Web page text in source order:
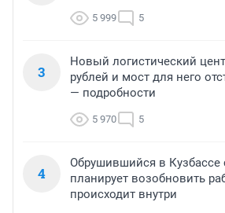
5 999 5
3
Новый логистический
рублей и мост для него
— подробности
5 970 5
4
Обрушившийся в Кузбассе
планирует возобновить
происходит внутри